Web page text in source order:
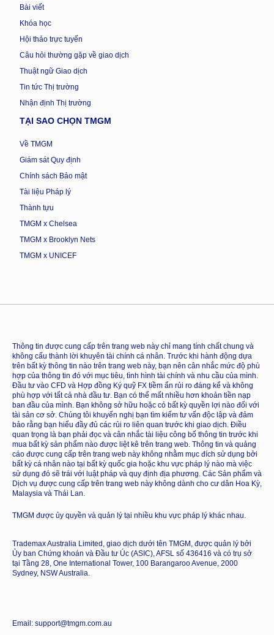
Bài viết
Khóa học
Hội thảo trực tuyến
Câu hỏi thường gặp về giao dịch
Thuật ngữ Giao dịch
Tin tức Thị trường
Nhận định Thị trường
TẠI SAO CHỌN TMGM
Về TMGM
Giám sát Quy định
Chính sách Bảo mật
Tài liệu Pháp lý
Thành tựu
TMGM x Chelsea
TMGM x Brooklyn Nets
TMGM x UNICEF
Thông tin được cung cấp trên trang web này chỉ mang tính chất chung và
không cấu thành lời khuyên tài chính cá nhân. Trước khi hành động dựa
trên bất kỳ thông tin nào trên trang web này, bạn nên cân nhắc mức độ phù
hợp của thông tin đó với mục tiêu, tình hình tài chính và nhu cầu của mình.
Đầu tư vào CFD và Hợp đồng Ký quỹ FX tiềm ẩn rủi ro đáng kể và không
phù hợp với tất cả nhà đầu tư. Bạn có thể mất nhiều hơn khoản tiền nạp
ban đầu của mình. Bạn không sở hữu hoặc có bất kỳ quyền lợi nào đối với
tài sản cơ sở. Chúng tôi khuyến nghị bạn tìm kiếm tư vấn độc lập và đảm
bảo rằng bạn hiểu đầy đủ các rủi ro liên quan trước khi giao dịch. Điều
quan trọng là bạn phải đọc và cân nhắc tài liệu công bố thông tin trước khi
mua bất kỳ sản phẩm nào được liệt kê trên trang web. Thông tin và quảng
cáo được cung cấp trên trang web này không nhằm mục đích sử dụng bởi
bất kỳ cá nhân nào tại bất kỳ quốc gia hoặc khu vực pháp lý nào mà việc
sử dụng đó sẽ trái với luật pháp và quy định địa phương. Các Sản phẩm và
Dịch vụ được cung cấp trên trang web này không dành cho cư dân Hoa Kỳ,
Malaysia và Thái Lan.
TMGM được ủy quyền và quản lý tại nhiều khu vực pháp lý khác nhau.
Trademax Australia Limited, giao dịch dưới tên TMGM, được quản lý bởi
Ủy ban Chứng khoán và Đầu tư Úc (ASIC), AFSL số 436416 và có trụ sở
tại Tầng 28, One International Tower, 100 Barangaroo Avenue, 2000
Sydney, NSW Australia.
Email: support@tmgm.com.au